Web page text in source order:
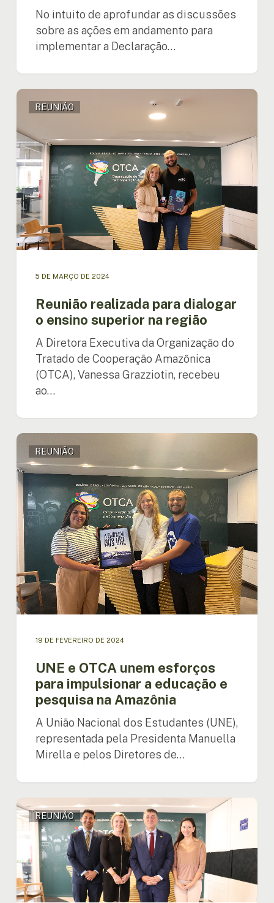
No intuito de aprofundar as discussões
sobre as ações em andamento para
implementar a Declaração…
Reunião
realizada
dialogar
o
ensino
superior
na
região
REUNIÃO
5 DE MARÇO DE 2024
Reunião realizada para dialogar
o ensino superior na região
A Diretora Executiva da Organização do
Tratado de Cooperação Amazônica
(OTCA), Vanessa Grazziotin, recebeu
ao…
UNE
OTCA
unem
esforços
para
impulsionar
educação
pesquisa
na
Amazônia
REUNIÃO
19 DE FEVEREIRO DE 2024
UNE e OTCA unem esforços
para impulsionar a educação e
pesquisa na Amazônia
A União Nacional dos Estudantes (UNE),
representada pela Presidenta Manuella
Mirella e pelos Diretores de…
Embaixador
do
Canadá
visita
OTCA
para
discutir
REUNIÃO